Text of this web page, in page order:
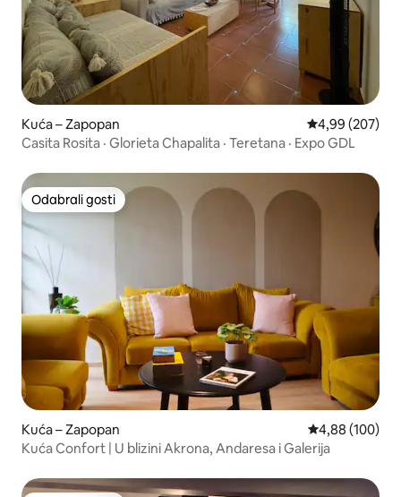
Kuća – Zapopan Prosječna
4,99 (207)
Casita Rosita · Glorieta Chapalita · Teretana · Expo GDL
Odabrali gosti
Odabrali gosti
Kuća – Zapopan Prosječna
4,88 (100)
Kuća Confort | U blizini Akrona, Andaresa i Galerija